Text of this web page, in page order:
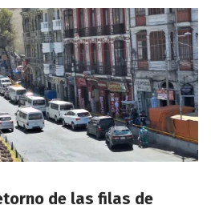
de las filas de